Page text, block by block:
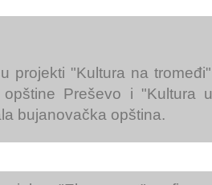
projekti "Kultura na
Preševo i "Kultura
bujanovačka opština.